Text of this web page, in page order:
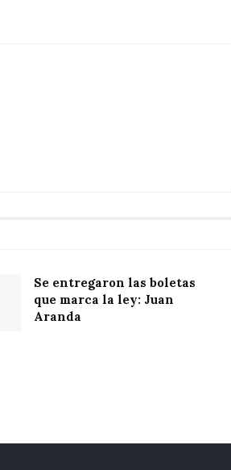
Se entregaron las boletas
que marca la ley: Juan
Aranda